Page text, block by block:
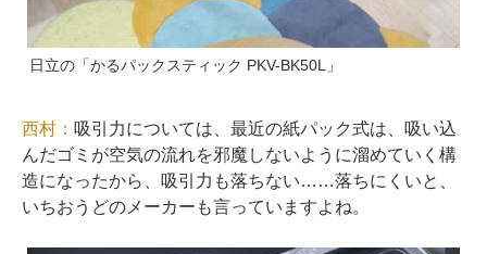
日立の「かるパックスティック PKV-BK50L」
西村： 吸引力については、最近の紙パック式は、吸い込
んだゴミが空気の流れを邪魔しないように溜めていく構
造になったから、吸引力も落ちない……落ちにくいと、
いちおうどのメーカーも言っていますよね。